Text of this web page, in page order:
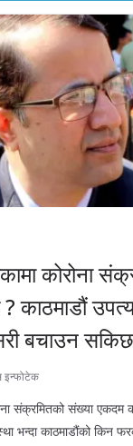
कोरोना
काठमाडौं
बचाउन
इन्फोटेक
संक्रमितको संख्या
भन्दा काठमाडौंको किन